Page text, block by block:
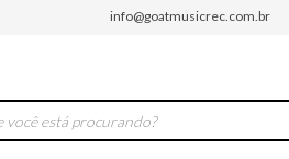
info@goatmusicrec.com.br